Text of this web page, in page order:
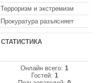
Терроризм и экстремизм
Прокуратура разъясняет
СТАТИСТИКА
Онлайн всего: 1
Гостей: 1